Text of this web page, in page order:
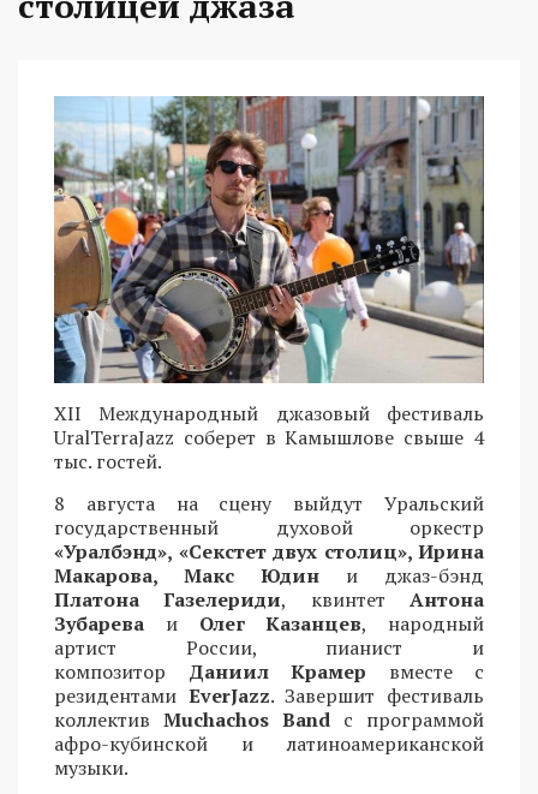
XII Международный джазовый фестиваль
UralTerraJazz соберет в Камышлове свыше 4
тыс. гостей.
8 августа на сцену выйдут Уральский
государственный духовой оркестр
«Уралбэнд», «Секстет двух столиц», Ирина
Макарова, Макс Юдин и джаз-бэнд
Платона Газелериди, квинтетАнтона
Зубарева и Олег Казанцев, народный
артист России, пианист и
композитор Даниил Крамер вместе с
резидентами EverJazz. Завершит фестиваль
коллектив Muchachos Band с программой
афро-кубинской и латиноамериканской
музыки.